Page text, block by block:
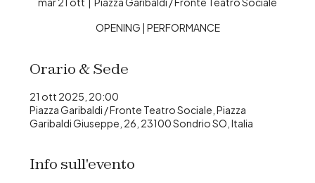
OPENING | PERFORMANCE
Orario & Sede
21 ott 2025, 20:00
Piazza Garibaldi / Fronte Teatro Sociale, Piazza
Garibaldi Giuseppe, 26, 23100 Sondrio SO, Italia
Info sull'evento